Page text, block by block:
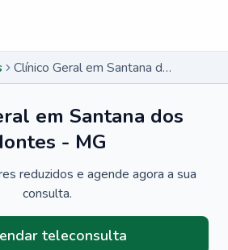
Clínico Geral em Santana dos Montes - MG
em Santana dos
- MG
reduzidos e agende agora a sua
consulta.
teleconsulta